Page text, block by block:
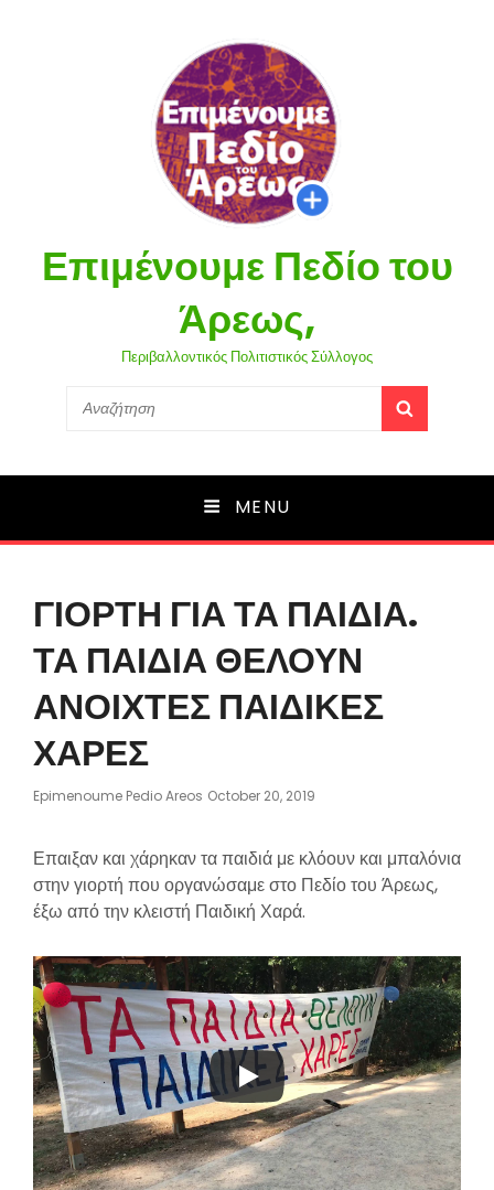
Επιμένουμε Πεδίο του
Άρεως,
Περιβαλλοντικός Πολιτιστικός Σύλλογος
Search
MENU
ΓΙΟΡΤΗ ΓΙΑ ΤΑ ΠΑΙΔΙΑ.
ΤΑ ΠΑΙΔΙΑ ΘΕΛΟΥΝ
ΑΝΟΙΧΤΕΣ ΠΑΙΔΙΚΕΣ
ΧΑΡΕΣ
Epimenoume Pedio Areos Posted
October 20, 2019
Επαιξαν και χάρηκαν τα παιδιά με κλόουν και μπαλόνια
στην γιορτή που οργανώσαμε στο Πεδίο του Άρεως,
έξω από την κλειστή Παιδική Χαρά.